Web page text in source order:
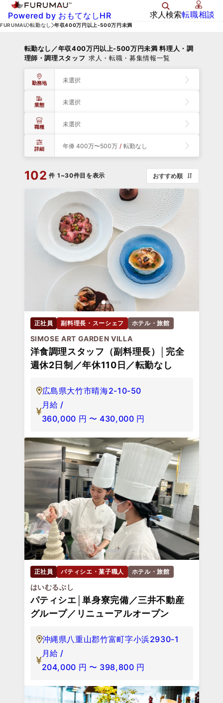
Powered by おもてなしHR 求人検索転職相談
FURUMAU 転勤なし 年収400万円以上-500万円未満
転勤なし／年収400万円以上-500万円未満 料理人・調
理師・調理スタッフ 求人・転職・募集情報一覧
勤務地 未選択
業態 未選択
職種 未選択
詳細 年俸 400万〜500万 / 転勤なし
102 件 1~30件目を表示 おすすめ順
正社員 副料理長・スーシェフ ホテル・旅館
SIMOSE ART GARDEN VILLA
洋食調理スタッフ（副料理長）│完全
週休2日制／年休110日／転勤なし
広島県大竹市晴海2-10-50
月給 /
360,000 円 〜 430,000 円
正社員 パティシエ・菓子職人 ホテル・旅館
はいむるぶし
パティシエ│単身寮完備／三井不動産
グループ／リニューアルオープン
沖縄県八重山郡竹富町字小浜2930-1
月給 /
204,000 円 〜 398,800 円